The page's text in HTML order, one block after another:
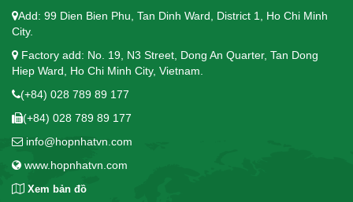
Add: 99 Dien Bien Phu, Tan Dinh Ward, District 1, Ho Chi Minh
City.
Factory add: No. 19, N3 Street, Dong An Quarter, Tan Dong
Hiep Ward, Ho Chi Minh City, Vietnam.
(+84) 028 789 89 177
(+84) 028 789 89 177
info@hopnhatvn.com
www.hopnhatvn.com
Xem bản đồ